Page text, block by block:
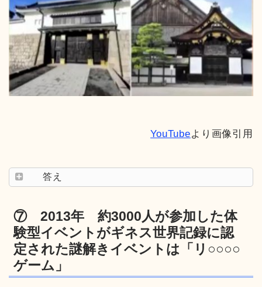
YouTubeより画像引用
答え
⑦ 2013年 約3000人が参加した体
験型イベントがギネス世界記録に認
定された謎解きイベントは「リ○○○○
ゲーム」